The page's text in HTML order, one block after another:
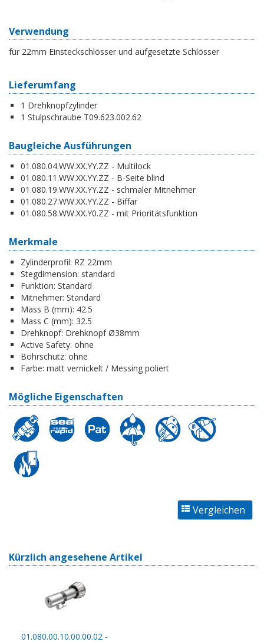
Verwendung
für 22mm Einsteckschlösser und aufgesetzte Schlösser
Lieferumfang
1 Drehknopfzylinder
1 Stulpschraube T09.623.002.62
Baugleiche Ausführungen
01.080.04.WW.XX.YY.ZZ - Multilock
01.080.11.WW.XX.YY.ZZ - B-Seite blind
01.080.19.WW.XX.YY.ZZ - schmaler Mitnehmer
01.080.27.WW.XX.YY.ZZ - Biffar
01.080.58.WW.XX.Y0.ZZ - mit Prioritätsfunktion
Merkmale
Zylinderprofil: RZ 22mm
Stegdimension: standard
Funktion: Standard
Mitnehmer: Standard
Mass B (mm): 42.5
Mass C (mm): 32.5
Drehknopf: Drehknopf Ø38mm
Active Safety: ohne
Bohrschutz: ohne
Farbe: matt vernickelt / Messing poliert
Mögliche Eigenschaften
Kürzlich angesehene Artikel
01.080.00.10.00.00.02 -